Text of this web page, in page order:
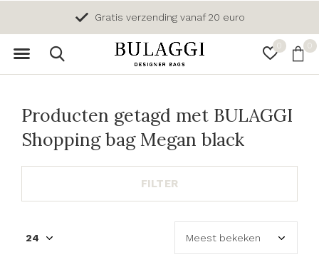
0 0
Gratis verzending vanaf 20 euro
Producten getagd met BULAGGI
Shopping bag Megan black
FILTER